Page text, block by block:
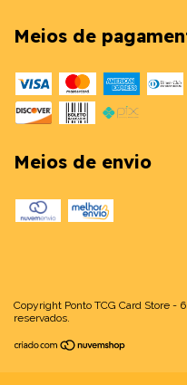
Meios de
Meios de envio
Copyright Ponto TCG Card Store -
reservados.